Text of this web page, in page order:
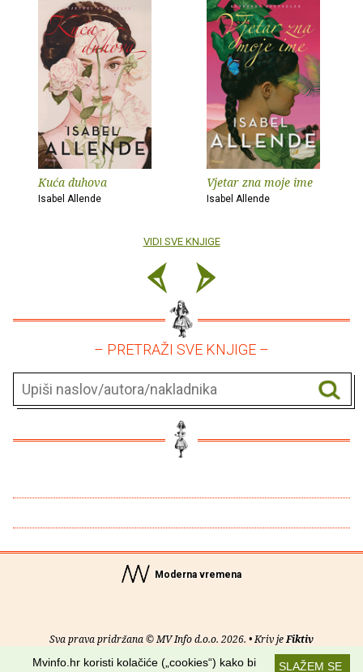
Kuća duhova
Isabel Allende
Vjetar zna moje ime
Isabel Allende
VIDI SVE KNJIGE
– PRETRAŽI SVE KNJIGE –
Moderna vremena
Sva prava pridržana © MV Info d.o.o. 2026. • Kriv jeFiktiv
SLAŽEM SE
Mvinfo.hr koristi kolačiće („cookies“) kako bi